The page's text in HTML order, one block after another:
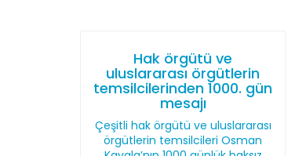
Hak örgütü ve
uluslararası örgütlerin
temsilcilerinden 1000. gün
mesajı
Çeşitli hak örgütü ve uluslararası
örgütlerin temsilcileri Osman